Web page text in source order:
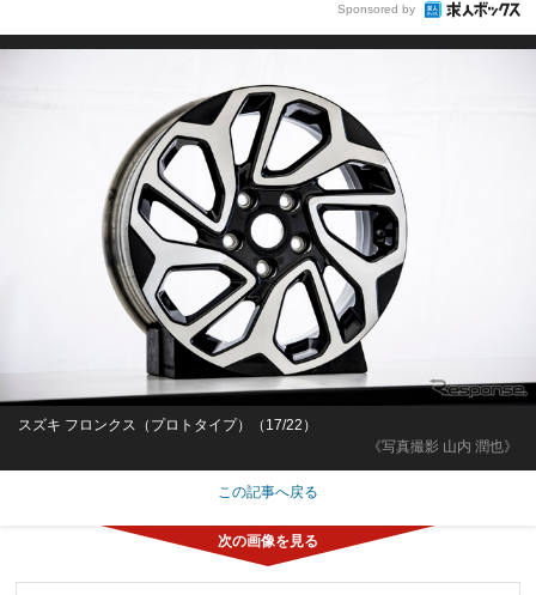
Sponsored by
《写真撮影 山内 潤也》
スズキ フロンクス（プロトタイプ）（17/22）
この記事へ戻る